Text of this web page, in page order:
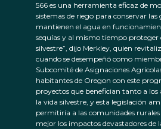
566 es una herramienta eficaz de
sistemas de riego para conservar las
mantienen el agua en
sequías y al mismo tiempo proteger
silvestre”, dijo Merkley, quien
cuando se desempeñó como
Subcomité de Asignaciones
habitantes de Oregon con este
proyectos que benefician tanto a
la vida silvestre, y esta legislación
permitiría a las comunidades
mejor los impactos devastadores de